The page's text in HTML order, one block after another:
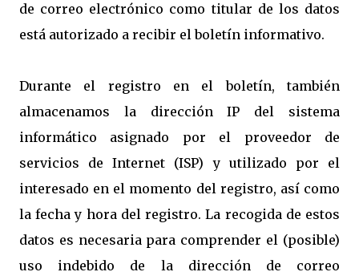
de correo electrónico como titular de los datos
está autorizado a recibir el boletín informativo.
Durante el registro en el boletín, también
almacenamos la dirección IP del sistema
informático asignado por el proveedor de
servicios de Internet (ISP) y utilizado por el
interesado en el momento del registro, así como
la fecha y hora del registro. La recogida de estos
datos es necesaria para comprender el (posible)
uso indebido de la dirección de correo